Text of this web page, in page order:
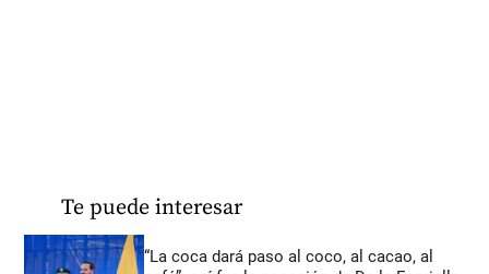
Te puede interesar
“La coca dará paso al coco, al cacao, al